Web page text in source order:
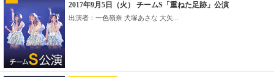
2017年9月5日（火） チームS「重ねた足跡」公演
出演者：一色嶺奈 犬塚あさな 大矢...